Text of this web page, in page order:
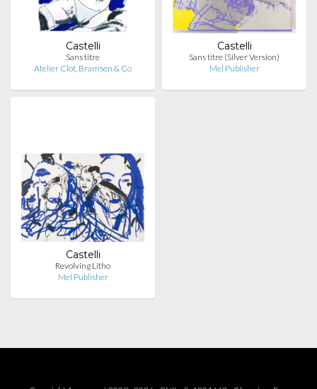
Castelli
Sans titre
Atelier Clot, Bramsen & Co
Castelli
Sans titre (Silver Version)
Mel Publisher
Castelli
Revolving Litho
Mel Publisher